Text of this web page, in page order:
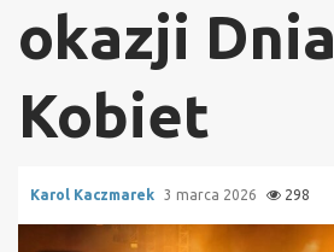
okazji Dnia
Kobiet
Karol Kaczmarek 3 marca 2026 298